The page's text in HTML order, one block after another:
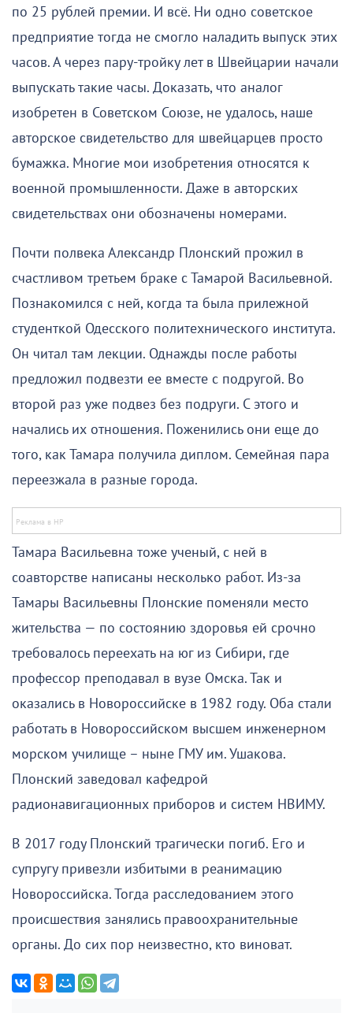
по 25 рублей премии. И всё. Ни одно советское
предприятие тогда не смогло наладить выпуск этих
часов. А через пару-тройку лет в Швейцарии начали
выпускать такие часы. Доказать, что аналог
изобретен в Советском Союзе, не удалось, наше
авторское свидетельство для швейцарцев просто
бумажка. Многие мои изобретения относятся к
военной промышленности. Даже в авторских
свидетельствах они обозначены номерами.
Почти полвека Александр Плонский прожил в
счастливом третьем браке с Тамарой Васильевной.
Познакомился с ней, когда та была прилежной
студенткой Одесского политехнического института.
Он читал там лекции. Однажды после работы
предложил подвезти ее вместе с подругой. Во
второй раз уже подвез без подруги. С этого и
начались их отношения. Поженились они еще до
того, как Тамара получила диплом. Семейная пара
переезжала в разные города.
Тамара Васильевна тоже ученый, с ней в
соавторстве написаны несколько работ. Из-за
Тамары Васильевны Плонские поменяли место
жительства — по состоянию здоровья ей срочно
требовалось переехать на юг из Сибири, где
профессор преподавал в вузе Омска. Так и
оказались в Новороссийске в 1982 году. Оба стали
работать в Новороссийском высшем инженерном
морском училище – ныне ГМУ им. Ушакова.
Плонский заведовал кафедрой
радионавигационных приборов и систем НВИМУ.
В 2017 году Плонский трагически погиб. Его и
супругу привезли избитыми в реанимацию
Новороссийска. Тогда расследованием этого
происшествия занялись правоохранительные
органы. До сих пор неизвестно, кто виноват.